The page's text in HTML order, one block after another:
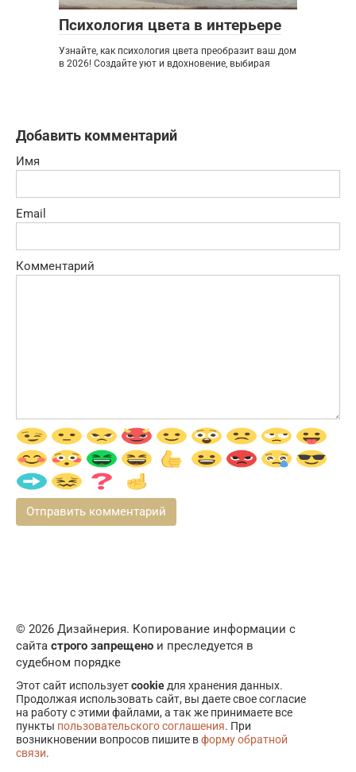
Психология цвета в интерьере
Узнайте, как психология цвета преобразит ваш дом
в 2026! Создайте уют и вдохновение, выбирая
Добавить комментарий
Имя
Email
Комментарий
© 2026 Дизайнерия. Копирование информации с
сайта строго запрещено и преследуется в
судебном порядке
Этот сайт используетcookieдля хранения данных.
Продолжая использовать сайт, вы даете свое согласие
на работу с этими файлами, а так же принимаете все
пункты пользовательского соглашения. При
возникновении вопросов пишите вформу обратной
связи.